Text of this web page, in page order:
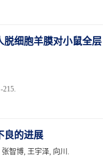
细胞羊膜对小鼠全层
215.
良的进展
智博, 王宇泽, 向川.